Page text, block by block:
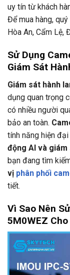
uy tín từ khách
Để mua hàng,
Hòa An, Cẩm Lệ,
Sử Dụng
Giám Sát
Giám sát hành
dụng quan trọng
có nhiều người
bảo an toàn.
tính năng hiện
động AI và giám
bạn đang tìm
vị phân phối
tiết.
Vì Sao Nên
5M0WEZ